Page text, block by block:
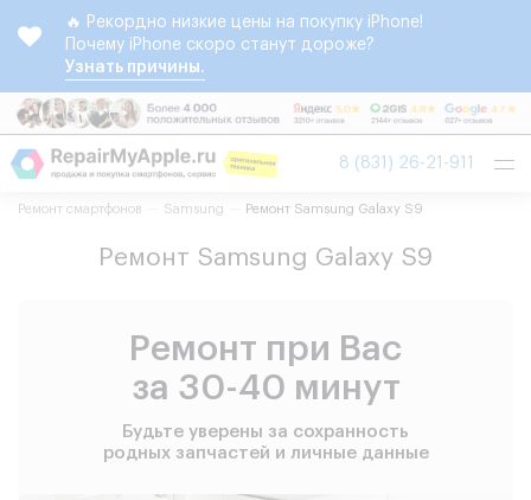
🔥 Рекордно низкие цены на покупку iPhone!
Почему iPhone скоро станут дороже?
Узнать причины.
8 (831) 26-21-911
Ремонт смартфонов Samsung Ремонт Samsung Galaxy S9
Ремонт Samsung Galaxy S9
Ремонт при Вас
за 30-40 минут
Будьте уверены за сохранность
родных запчастей и личные данные